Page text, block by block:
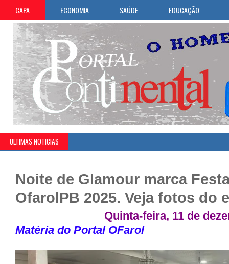
CAPA ECONOMIA SAÚDE EDUCAÇÃO
ULTIMAS NOTICIAS
Noite de Glamour marca
OfarolPB 2025. Veja fotos do
Quinta-feira, 11 de
Matéria do Portal OFarol